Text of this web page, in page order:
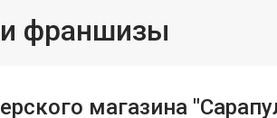
франшизы
магазина